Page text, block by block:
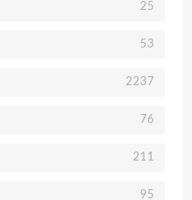
25
53
2237
76
211
95